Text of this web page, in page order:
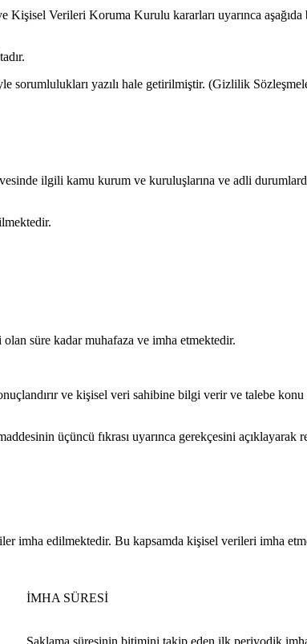
Verileri Koruma Kurulu kararları uyarınca
sorumlulukları yazılı hale getirilmiştir. (Gizlilik
ilgili kamu kurum ve kuruluşlarına ve adli
süre kadar muhafaza ve imha etmektedir.
ve kişisel veri sahibine bilgi verir ve talebe
üçüncü fıkrası uyarınca gerekçesini açıklayarak
imha edilmektedir. Bu kapsamda kişisel verileri imha
İMHA SÜRESİ